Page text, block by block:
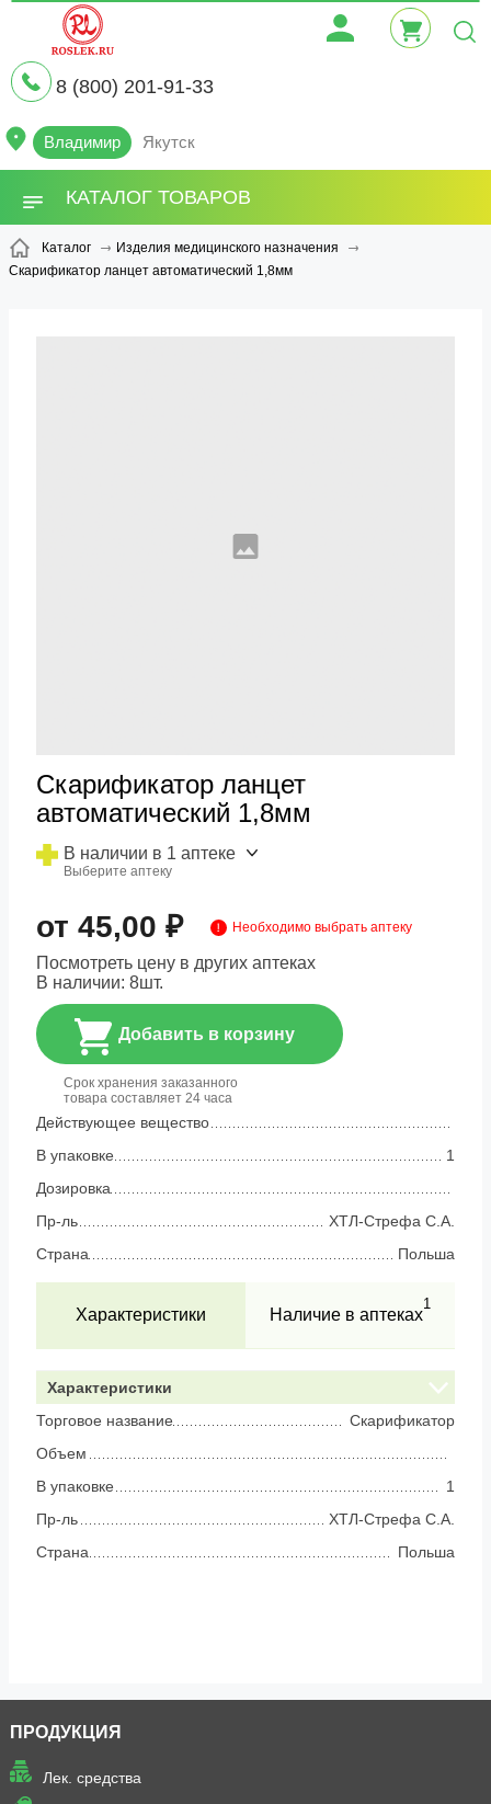
8 (800) 201-91-33
Владимир Якутск
КАТАЛОГ ТОВАРОВ
Каталог
Изделия медицинского назначения
Скарификатор ланцет автоматический 1,8мм
Скарификатор ланцет
автоматический 1,8мм
В наличии в 1 аптеке
Выберите аптеку
от 45,00 ₽ Необходимо выбрать аптеку
Посмотреть цену в других аптеках
В наличии: 8шт.
Добавить в корзину
Срок хранения заказанного
товара составляет 24 часа
Действующее вещество
В упаковке
1
Дозировка
Пр-ль
ХТЛ-Стрефа С.А.
Страна
Польша
Характеристики Наличие в аптеках
1
Характеристики
Торговое название
Скарификатор
Объем
В упаковке
1
Пр-ль
ХТЛ-Стрефа С.А.
Страна
Польша
ПРОДУКЦИЯ
Лек. средства